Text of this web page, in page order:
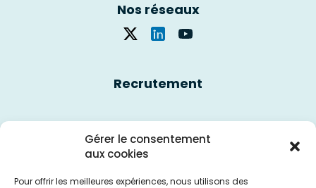
Gérer le consentement
aux cookies
Pour offrir les meilleures expériences, nous utilisons des
Nos réseaux
Recrutement
Politique des cookies